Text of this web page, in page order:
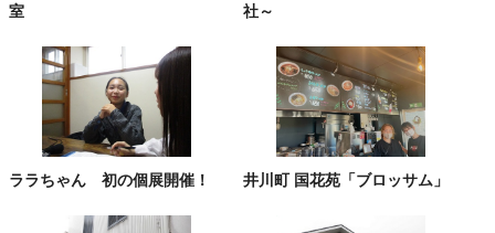
室
社～
ララちゃん 初の個展開催！ 井川町 国花苑「ブロッサム」